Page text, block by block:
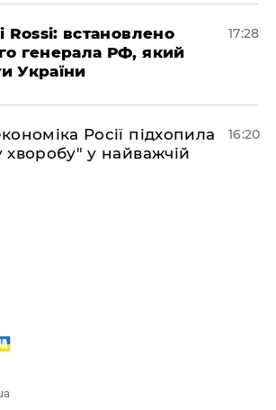
Rossi: встановлено
генерала РФ, який
України
17:28
Росії підхопила
хворобу" у найважчій
16:20